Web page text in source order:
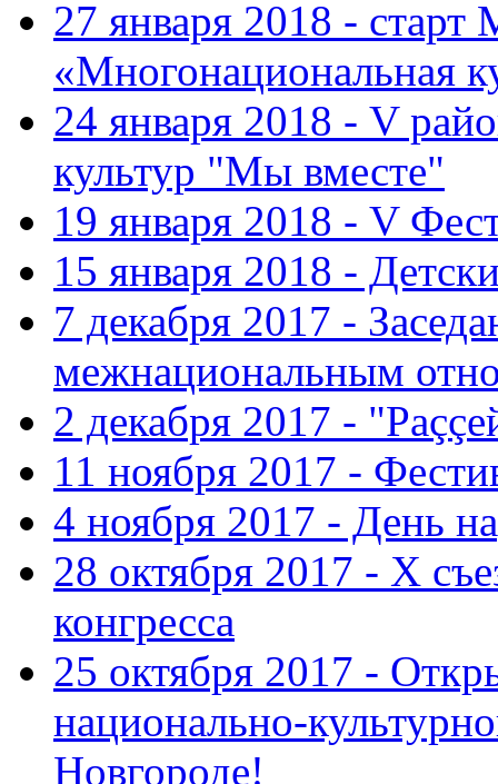
27 января 2018 - старт
«Многонациональная
24 января 2018 - V
культур "Мы вместе"
19 января 2018 - V
15 января 2018 -
7 декабря 2017 -
межнациональным
2 декабря 2017 -
11 ноября 2017 -
4 ноября 2017 - День
28 октября 2017 - Х
конгресса
25 октября 2017 -
национально-
Новгороде!